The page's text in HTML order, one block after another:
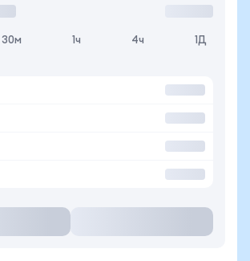
30м 1ч 4ч 1Д